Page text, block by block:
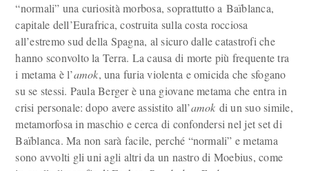
“normali” una curiosità morbosa, soprattutto a Baïblanca,
capitale dell’Eurafrica, costruita sulla costa rocciosa
all’estremo sud della Spagna, al sicuro dalle catastrofi che
hanno sconvolto la Terra. La causa di morte più frequente tra
i metama è l’amok, una furia violenta e omicida che sfogano
su se stessi. Paula Berger è una giovane metama che entra in
crisi personale: dopo avere assistito all’amok di un suo simile,
metamorfosa in maschio e cerca di confondersi nel jet set di
Baïblanca. Ma non sarà facile, perché “normali” e metama
sono avvolti gli uni agli altri da un nastro di Moebius, come